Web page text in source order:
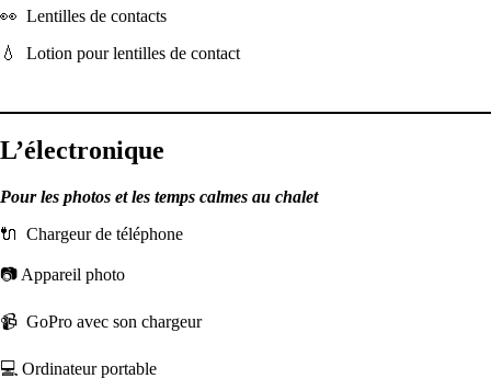
👀 Lentilles de contacts
💧 Lotion pour lentilles de contact
L’électronique
Pour les photos et les temps calmes au chalet
🔌 Chargeur de téléphone
📷 Appareil photo
📹 GoPro avec son chargeur
💻 Ordinateur portable